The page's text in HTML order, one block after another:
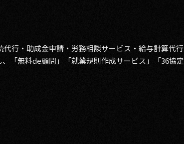
行・助成金申請・労務相談サービス・給与計算代行
「無料de顧問」「就業規則作成サービス」「36協定